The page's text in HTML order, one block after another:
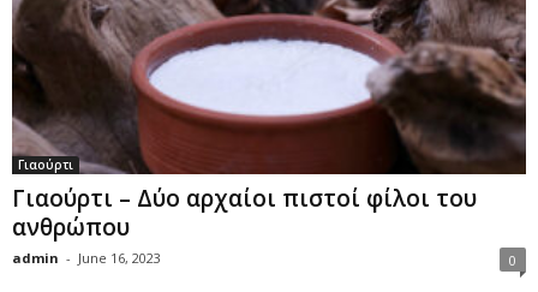
Γιαούρτι
Γιαούρτι – Δύο αρχαίοι πιστοί φίλοι του
ανθρώπου
admin - June 16, 2023 0